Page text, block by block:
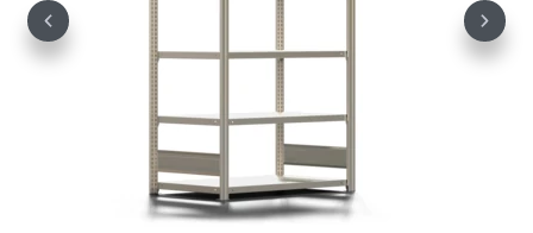
Previous Next